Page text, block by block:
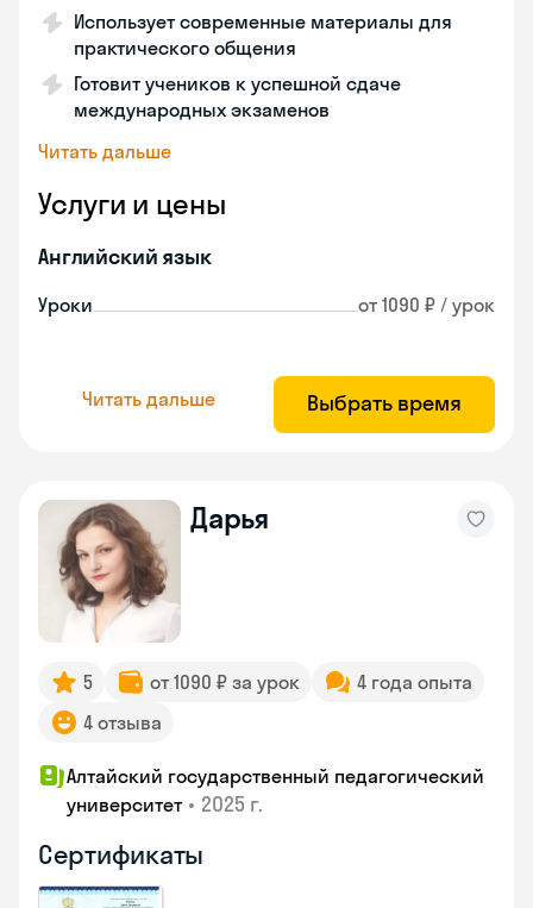
Использует современные материалы для
практического общения
Готовит учеников к успешной сдаче
международных экзаменов
Читать дальше
Услуги и цены
Английский язык
Уроки от 1090 ₽ / урок
Читать дальше Выбрать время
Дарья
5 от 1090 ₽ за урок
4 года опыта
4 отзыва
Алтайский государственный педагогический
университет • 2025 г.
Сертификаты